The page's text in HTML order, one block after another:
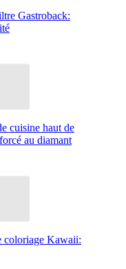
Gastroback:
cuisine haut de
au diamant
coloriage Kawaii: